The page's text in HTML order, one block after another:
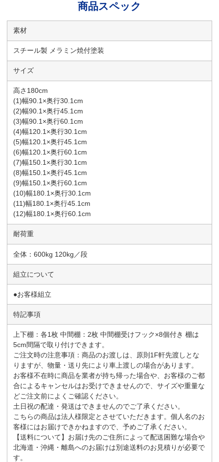
商品スペック
素材
スチール製 メラミン焼付塗装
サイズ
高さ180cm
(1)幅90.1×奥行30.1cm
(2)幅90.1×奥行45.1cm
(3)幅90.1×奥行60.1cm
(4)幅120.1×奥行30.1cm
(5)幅120.1×奥行45.1cm
(6)幅120.1×奥行60.1cm
(7)幅150.1×奥行30.1cm
(8)幅150.1×奥行45.1cm
(9)幅150.1×奥行60.1cm
(10)幅180.1×奥行30.1cm
(11)幅180.1×奥行45.1cm
(12)幅180.1×奥行60.1cm
耐荷重
全体：600kg 120kg／段
組立について
●お客様組立
特記事項
上下棚：各1枚 中間棚：2枚 中間棚受けフック×8個付き 棚は
5cm間隔で取り付けできます。
ご注文時の注意事項：商品のお渡しは、原則1F軒先渡しとな
りますが、物量・送り先により車上渡しの場合があります。
お客様不在時に商品を業者が持ち帰った場合や、お客様のご都
合によるキャンセルはお受けできませんので、サイズや重量な
どご注文前によくご確認ください。
土日祝の配達・発送はできませんのでご了承ください。
こちらの商品は法人様限定とさせていただきます。個人名のお
客様にはお届けできかねますので、予めご了承ください。
【送料について】お届け先のご住所によって配送困難な場合や
北海道・沖縄・離島へのお届けは別途送料のお見積りが必要で
す。